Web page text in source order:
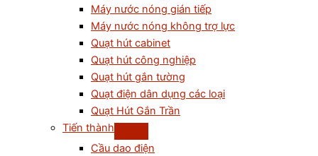
Máy nước nóng gián tiếp
Máy nước nóng không trợ lực
Quạt hút cabinet
Quạt hút công nghiệp
Quạt hút gắn tường
Quạt điện dân dụng các loại
Quạt Hút Gắn Trần
Tiến thành
Cầu dao điện